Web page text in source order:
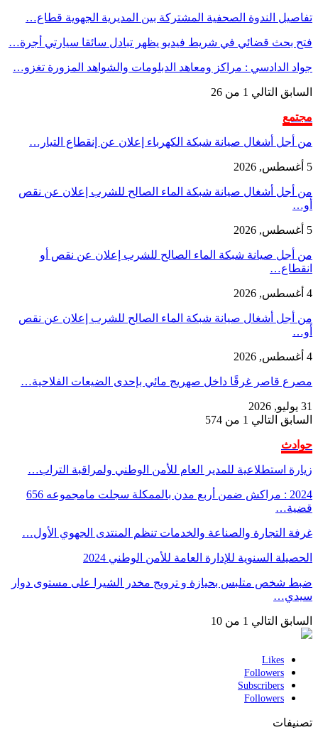
تفاصيل الندوة الصحفية المشتركة بين المديرية الجهوية قطاع…
فتح بحث قضائي في شريط فيديو يظهر تبادل سائقا سيارتي أجرة…
جواد الدادسي : مراكز ومعاهد الدبلومات والشواهد المزورة تغزو…
السابق التالي 1 من 26
مجتمع
من أجل أشغال صيانة شبكة الكهرباء إعلان عن إنقطاع التيار…
5 أغسطس, 2026
من أجل أشغال صيانة شبكة الماء الصالح للشرب إعلان عن نقص
أو…
5 أغسطس, 2026
من أجل صيانة شبكة الماء الصالح للشرب إعلان عن نقص أو
انقطاع…
4 أغسطس, 2026
من أجل أشغال صيانة شبكة الماء الصالح للشرب إعلان عن نقص
أو…
4 أغسطس, 2026
مصرع قاصر غرقًا داخل صهريج مائي بإحدى الضيعات الفلاحية…
31 يوليو, 2026
السابق التالي 1 من 574
حوادث
زيارة استطلاعية للمدير العام للأمن الوطني ولمراقبة التراب…
2024 : مراكش ضمن أربع مدن بالممكلة سجلت مامجموعه 656
قضية…
غرفة التجارة والصناعة والخدمات تنظم المنتدى الجهوي الأول…
الحصيلة السنوية للإدارة العامة للأمن الوطني 2024
ضبط شخص متلبس بحيازة و ترويج مخدر الشيرا على مستوى دوار
سيدي…
السابق التالي 1 من 10
Likes
Followers
Subscribers
Followers
تصنيفات